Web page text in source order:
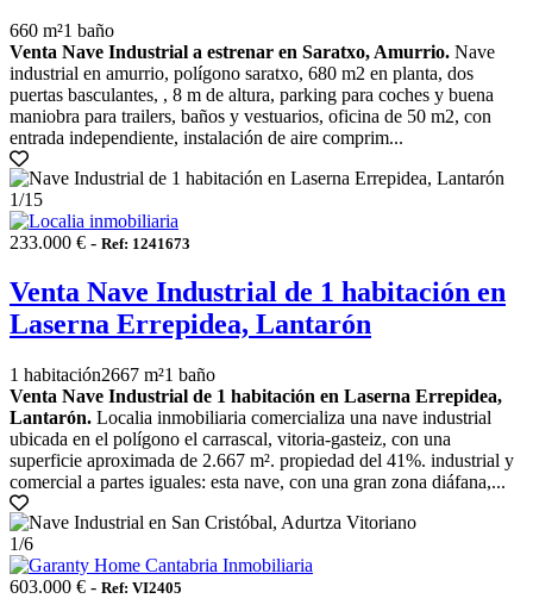
660 m²1 baño
Venta Nave Industrial a estrenar en Saratxo, Amurrio. Nave
industrial en amurrio, polígono saratxo, 680 m2 en planta, dos
puertas basculantes, , 8 m de altura, parking para coches y buena
maniobra para trailers, baños y vestuarios, oficina de 50 m2, con
entrada independiente, instalación de aire comprim...
1/15
233.000 € - Ref: 1241673
Venta Nave Industrial de 1 habitación en
Laserna Errepidea, Lantarón
1 habitación2667 m²1 baño
Venta Nave Industrial de 1 habitación en Laserna Errepidea,
Lantarón. Localia inmobiliaria comercializa una nave industrial
ubicada en el polígono el carrascal, vitoria-gasteiz, con una
superficie aproximada de 2.667 m². propiedad del 41%. industrial y
comercial a partes iguales: esta nave, con una gran zona diáfana,...
1/6
603.000 € - Ref: VI2405